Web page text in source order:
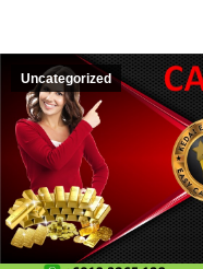
Uncategorized